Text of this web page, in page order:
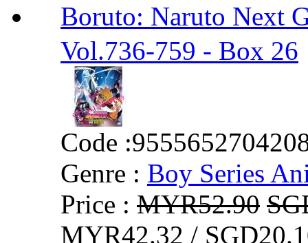
Boruto: Naruto Next
Vol.736-759 - Box 26
Code :
Genre : Boy Series
Price : MYR52.90
MYR42.32 /